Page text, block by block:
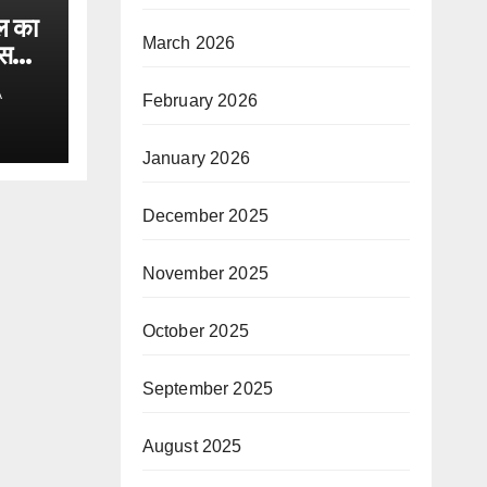
का
March 2026
February 2026
January 2026
December 2025
November 2025
October 2025
September 2025
August 2025